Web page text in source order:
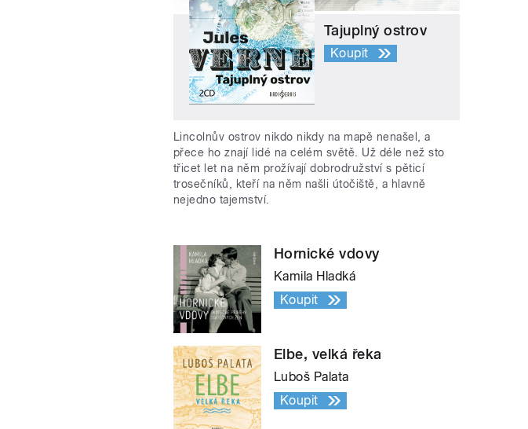
Tajuplný ostrov
Koupit
Lincolnův ostrov nikdo nikdy na mapě nenašel, a
přece ho znají lidé na celém světě. Už déle než sto
třicet let na něm prožívají dobrodružství s pěticí
trosečníků, kteří na něm našli útočiště, a hlavně
nejedno tajemství.
Hornické vdovy
Kamila Hladká
Koupit
Elbe, velká řeka
Luboš Palata
Koupit